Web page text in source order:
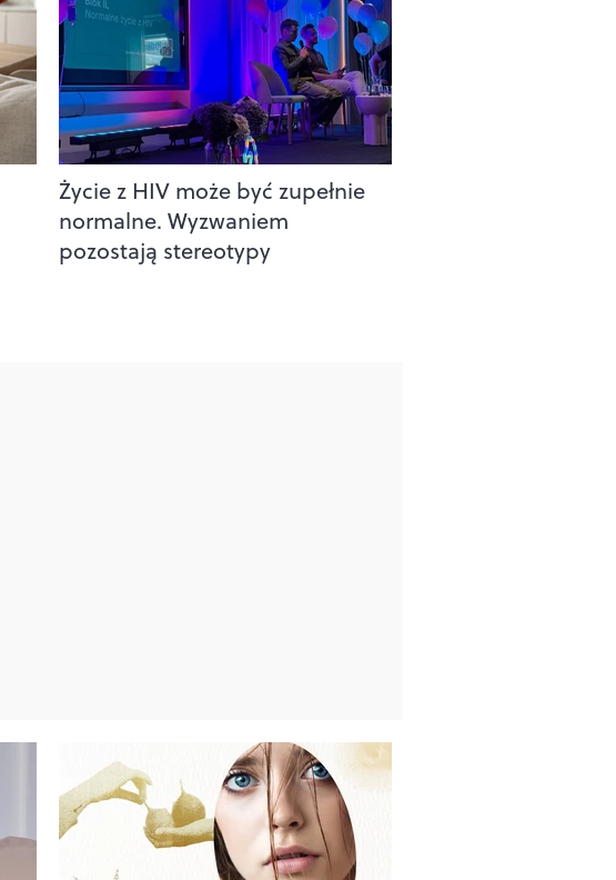
Życie z HIV może być zupełnie
normalne. Wyzwaniem
pozostają stereotypy